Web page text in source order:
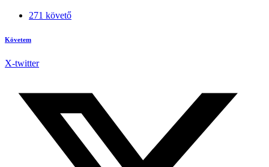
271 követő
Követem
X-twitter